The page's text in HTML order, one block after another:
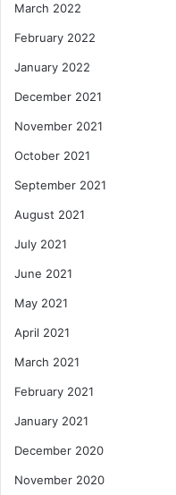
March 2022
February 2022
January 2022
December 2021
November 2021
October 2021
September 2021
August 2021
July 2021
June 2021
May 2021
April 2021
March 2021
February 2021
January 2021
December 2020
November 2020